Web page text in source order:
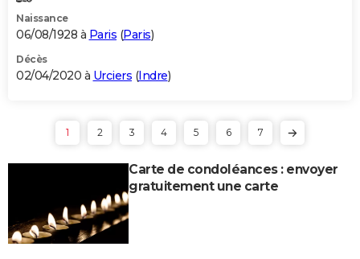
Naissance
06/08/1928 à Paris (Paris)
Décès
02/04/2020 à Urciers (Indre)
1 2 3 4 5 6 7
Carte de condoléances : envoyer
gratuitement une carte